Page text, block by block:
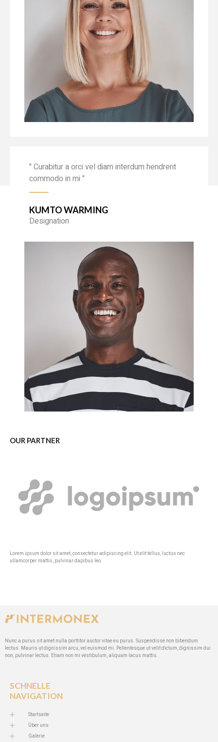
" Curabitur a orci vel diam interdum hendrerit
commodo in mi "
KUMTO WARMING
Designation
OUR PARTNER
Lorem ipsum dolor sit amet, consectetur adipiscing elit. Ut elit tellus, luctus nec
ullamcorper mattis, pulvinar dapibus leo.
Nunc a purus sit amet nulla porttitor auctor vitae eu purus. Suspendisse non bibendum
lectus. Mauris ut dignissim arcu, vel euismod mi. Pellentesque ut velit dictum, dignissim dui
non, pulvinar lectus. Etiam non mi vestibulum, aliquam lacus mattis.
SCHNELLE
NAVIGATION
Startseite
Über uns
Galerie